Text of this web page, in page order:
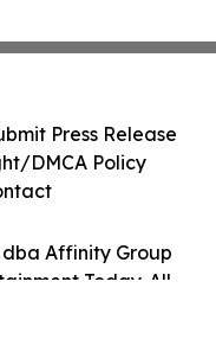
Affinity Group
Today. All
Press Release
DMCA Policy